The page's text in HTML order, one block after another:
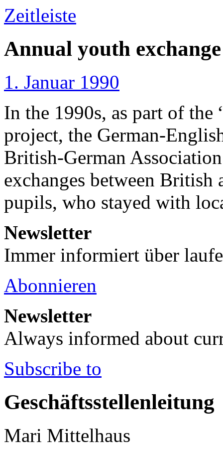
Zeitleiste
Annual youth exchange
1. Januar 1990
In the 1990s, as part of the
project, the German-
British-German
exchanges between British
pupils, who stayed with
Newsletter
Immer informiert über
Abonnieren
Newsletter
Always informed about
Subscribe to
Geschäftsstellenleitung
Mari Mittelhaus